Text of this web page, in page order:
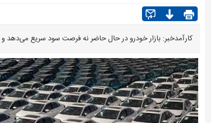
انتقال تورم خودرو به بازار خدمات
90 میلیون کیف پول برای ایرانی ها ساخته شد
روز سبز بورس
چرا قبوض برق برخی مشترکان افزایش چند برابری داشت؟
کارآمدخبر: بازار خودرو در حال حاضر نه فرصت سود سریع